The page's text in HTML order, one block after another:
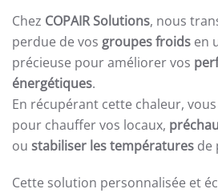
Chez COPAIR Solutions, nous
perdue de vos groupes froids en
précieuse pour améliorer vos
énergétiques.
En récupérant cette chaleur,
pour chauffer vos locaux,
ou stabiliser les températures de
Cette solution personnalisée et